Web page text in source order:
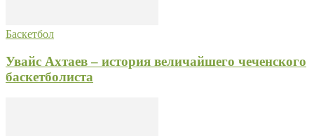
Баскетбол
Увайс Ахтаев – история величайшего чеченского
баскетболиста